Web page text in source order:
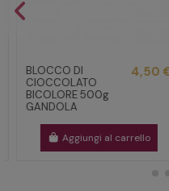
BLOCCO DI
CIOCCOLATO
BICOLORE 500g
GANDOLA
4,50 €
Aggiungi al carrello